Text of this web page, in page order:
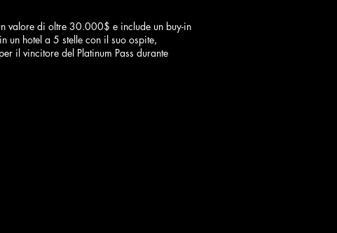
valore di oltre 30.000$ e include un buy-in
hotel a 5 stelle con il suo ospite,
il vincitore del Platinum Pass durante